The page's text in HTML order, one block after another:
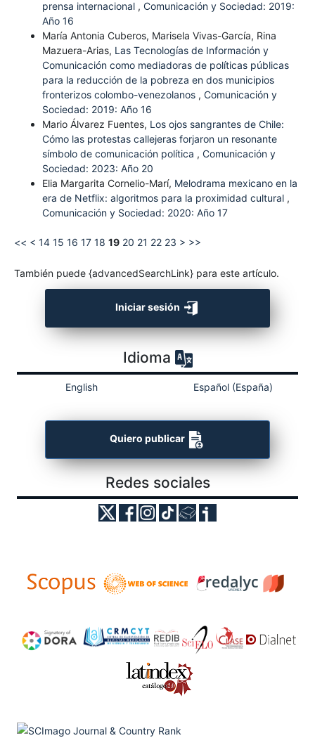
prensa internacional , Comunicación y Sociedad: 2019:
Año 16
María Antonia Cuberos, Marisela Vivas-García, Rina
Mazuera-Arias, Las Tecnologías de Información y
Comunicación como mediadoras de políticas públicas
para la reducción de la pobreza en dos municipios
fronterizos colombo-venezolanos , Comunicación y
Sociedad: 2019: Año 16
Mario Álvarez Fuentes, Los ojos sangrantes de Chile:
Cómo las protestas callejeras forjaron un resonante
símbolo de comunicación política , Comunicación y
Sociedad: 2023: Año 20
Elia Margarita Cornelio-Marí, Melodrama mexicano en la
era de Netflix: algoritmos para la proximidad cultural ,
Comunicación y Sociedad: 2020: Año 17
<< < 14 15 16 17 18 19 20 21 22 23 > >>
También puede {advancedSearchLink} para este artículo.
Iniciar sesión
Idioma
English Español (España)
Quiero publicar
Redes sociales